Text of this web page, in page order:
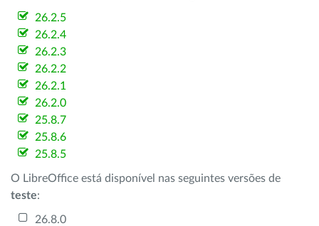
26.2.5
26.2.4
26.2.3
26.2.2
26.2.1
26.2.0
25.8.7
25.8.6
25.8.5
O LibreOffice está disponível nas seguintes versões de
teste:
26.8.0